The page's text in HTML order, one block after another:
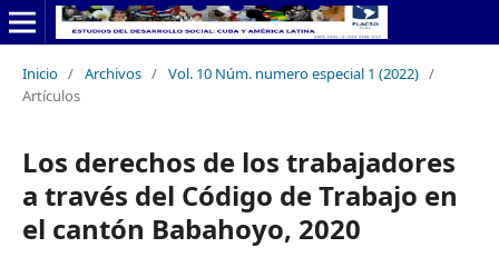
Inicio / Archivos / Vol. 10 Núm. numero especial 1 (2022) /
Artículos
Los derechos de los trabajadores
a través del Código de Trabajo en
el cantón Babahoyo, 2020